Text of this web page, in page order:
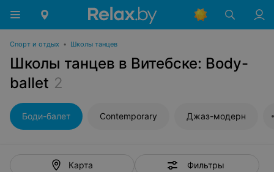
Спорт и отдых • Школы танцев
Школы танцев в Витебске: Body-
ballet 2
Боди-балет Contemporary Джаз-модерн
Карта Фильтры